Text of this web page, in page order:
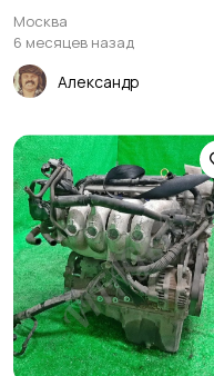
Москва
6 месяцев назад
Александр